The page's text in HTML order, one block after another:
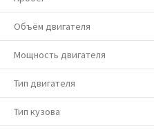
Объём двигателя
Мощность двигателя
Тип двигателя
Тип кузова